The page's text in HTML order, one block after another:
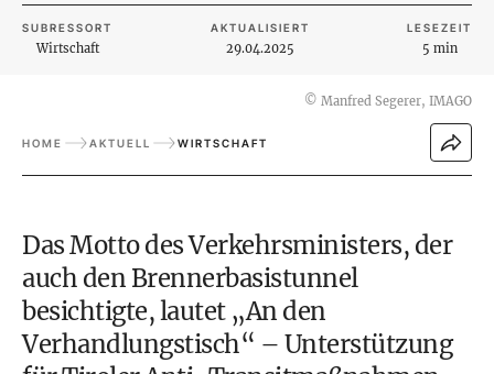
SUBRESSORT
Wirtschaft
AKTUALISIERT
29.04.2025
LESEZEIT
5 min
© Manfred Segerer, IMAGO
HOME AKTUELL WIRTSCHAFT
Das Motto des Verkehrsministers, der
auch den Brennerbasistunnel
besichtigte, lautet „An den
Verhandlungstisch“ – Unterstützung